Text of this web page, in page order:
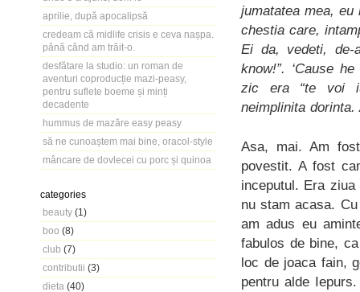
aprilie, după apocalipsă
credeam că midlife crisis e ceva nașpa.
până când am trăit-o.
desfătare la studio: un roman de
aventuri coproducție mazi-peasy,
pentru suflete boeme și minți
decadente
hummus de mazăre easy peasy
să ne cunoaștem mai bine, oracol-style
mâncare de dovlecei cu porc și quinoa
categories
beauty (1)
boo (8)
club (7)
contributii (3)
dieta (40)
jumatatea mea,
chestia care,
Ei da, vedeti,
know!”. ‘Cause
zic era “te voi
neimplinita dorinta.
Asa, mai. Am
povestit. A fost
inceputul. Era
nu stam acasa.
am adus eu
fabulos de bine,
loc de joaca fain,
pentru alde